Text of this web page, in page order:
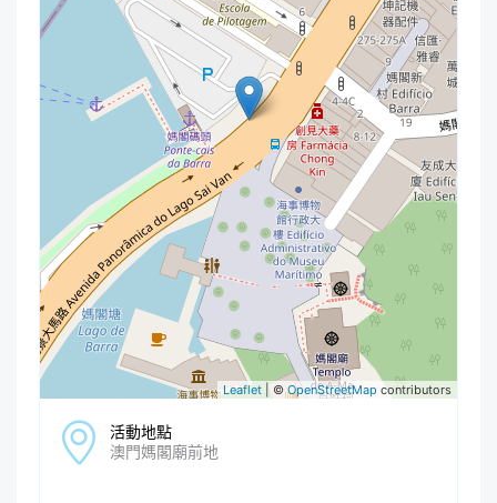
Leaflet | ©OpenStreetMap contributors
活動地點
澳門媽閣廟前地